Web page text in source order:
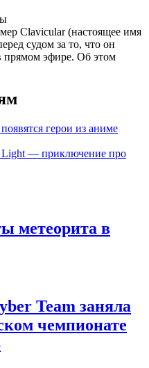
Clavicular (настоящее имя
судом за то, что он
прямом эфире. Об этом
герои из аниме
— приключение про
метеорита в
Team заняла
чемпионате